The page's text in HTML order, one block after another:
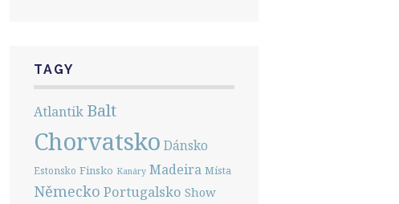
TAGY
Atlantik Balt
Chorvatsko Dánsko
Estonsko Finsko Kanáry Madeira Místa
Německo Portugalsko Show